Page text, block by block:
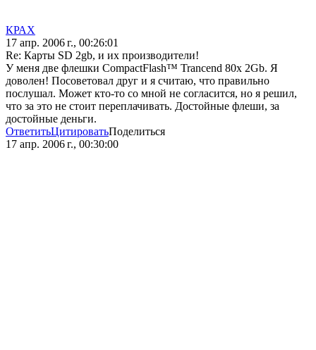
КРАХ
17 апр. 2006 г., 00:26:01
Re: Карты SD 2gb, и их производители!
У меня две флешки CompactFlash™ Trancend 80x 2Gb. Я
доволен! Посоветовал друг и я считаю, что правильно
послушал. Может кто-то со мной не согласится, но я решил,
что за это не стоит переплачивать. Достойные флеши, за
достойные деньги.
ОтветитьЦитироватьПоделиться
17 апр. 2006 г., 00:30:00